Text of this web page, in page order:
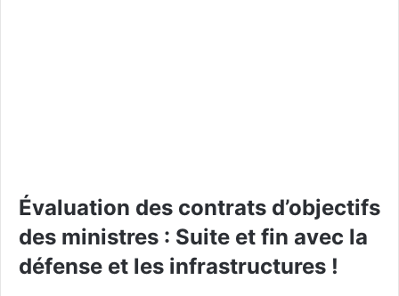
Évaluation des contrats d’objectifs
des ministres : Suite et fin avec la
défense et les infrastructures !